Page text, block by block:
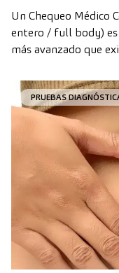
Un Chequeo Médico
entero / full body)
más avanzado que
tecnología de
generación para
los órganos vitales,
de que aparezcan
PRUEBAS